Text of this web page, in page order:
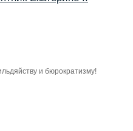
и бюрократизму!